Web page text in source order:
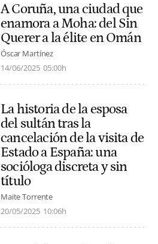
A Coruña, una ciudad que
enamora a Moha: del Sin
Querer a la élite en Omán
Óscar Martínez
14/06/2025 05:00h
La historia de la esposa
del sultán tras la
cancelación de la visita de
Estado a España: una
socióloga discreta y sin
título
Maite Torrente
20/05/2025 10:06h